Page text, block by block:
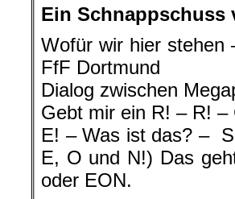
Ein Schnappschuss
Wofür wir hier stehen
FfF Dortmund
Dialog zwischen
Gebt mir ein R! – R!
E! – Was ist das? –
E, O und N!) Das
oder EON.